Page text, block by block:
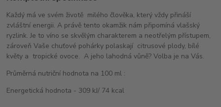
Každý má ve svém životě milého člověka, který vždy přináší
zvláštní energii. A právě tento okamžik nám připomíná vlašský
ryzlink. Je to víno se skvělým charakterem a neotřelým přístupem,
zároveň Vaše chuťové pohárky polaskají citrusové plody, bílé
květy a tropické ovoce. A jeho lahodná vůně? Volba je na Vás.
Průměrná nutriční hodnota na 100 ml :
Energetická hodnota - 309 kJ/ 74 kcal